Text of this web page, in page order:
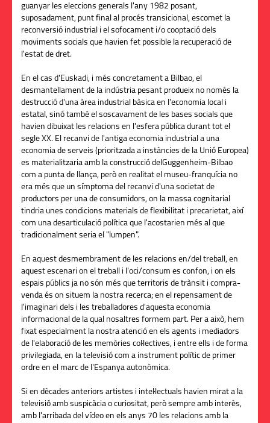
guanyar les eleccions generals l'any 1982 posant,
suposadament, punt final al procés transicional, escomet la
reconversió industrial i el sofocament i/o cooptació dels
moviments socials que havien fet possible la recuperació de
l'estat de dret.
En el cas d'Euskadi, i més concretament a Bilbao, el
desmantellament de la indústria pesant produeix no només la
destrucció d'una àrea industrial bàsica en l'economia local i
estatal, sinó també el soscavament de les bases socials que
havien dibuixat les relacions en l'esfera pública durant tot el
segle XX. El recanvi de l'antiga economia industrial a una
economia de serveis (prioritzada a instàncies de la Unió Europea)
es materialitzaria amb la construcció delGuggenheim-Bilbao
com a punta de llança, però en realitat el museu-franquícia no
era més que un símptoma del recanvi d'una societat de
productors per una de consumidors, on la massa cognitarial
tindria unes condicions materials de flexibilitat i precarietat, així
com una desarticulació política que l'acostarien més al que
tradicionalment seria el "lumpen".
En aquest desmembrament de les relacions en/del treball, en
aquest escenari on el treball i l'oci/consum es confon, i on els
espais públics ja no són més que territoris de trànsit i compra-
venda és on situem la nostra recerca; en el repensament de
l'imaginari dels i les treballadores d'aquesta economia
informacional de la qual nosaltres formem part. Per a això, hem
fixat especialment la nostra atenció en els agents i mediadors
de l'elaboració de les memòries col·lectives, i entre ells i de forma
privilegiada, en la televisió com a instrument polític de primer
ordre en el marc de l'Espanya autonòmica.
Si en dècades anteriors artistes i intel·lectuals havien mirat a la
televisió amb suspicàcia o curiositat, però sempre amb interès,
amb l'arribada del vídeo en els anys 70 les relacions amb la